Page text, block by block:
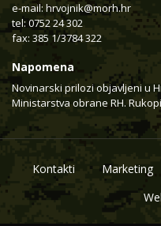
e-mail: hrvojnik@morh.hr
tel: 0752 24 302
fax: 385 1/3784 322
Napomena
Novinarski prilozi objavljeni u
Ministarstva obrane RH.
Kontakti Marketing